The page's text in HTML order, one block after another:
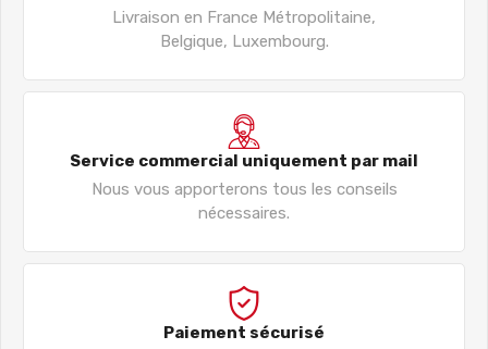
Livraison en France Métropolitaine,
Belgique, Luxembourg.
Service commercial uniquement par mail
Nous vous apporterons tous les conseils
nécessaires.
Paiement sécurisé